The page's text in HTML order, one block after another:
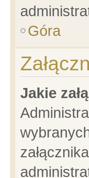
Góra
Jakie